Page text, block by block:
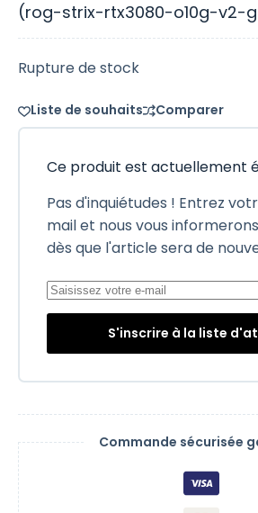
(rog-strix-rtx3080-o10g-v2-
Rupture de stock
Liste de souhaits Comparer
Ce produit est actuellement
Pas d'inquiétudes ! Entrez
mail et nous vous
dès que l'article sera de
S'inscrire à la liste
Commande sécurisée